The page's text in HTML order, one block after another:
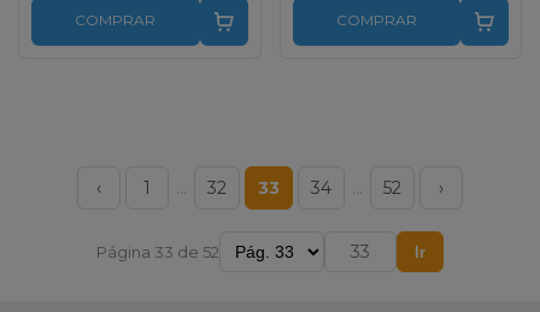
COMPRAR COMPRAR
‹ 1 … 32 33 34 … 52 ›
Página 33 de 52 Ir